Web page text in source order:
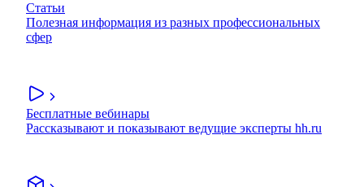
Статьи
Полезная информация из разных профессиональных
сфер
Бесплатные вебинары
Рассказывают и показывают ведущие эксперты hh.ru